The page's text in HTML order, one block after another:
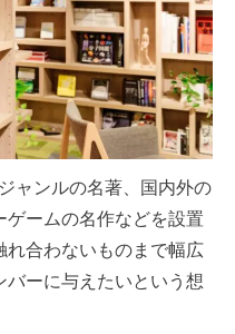
ャンルの名著、国内外の
ゲームの名作などを設置
れ合わないものまで幅広
バーに与えたいという想